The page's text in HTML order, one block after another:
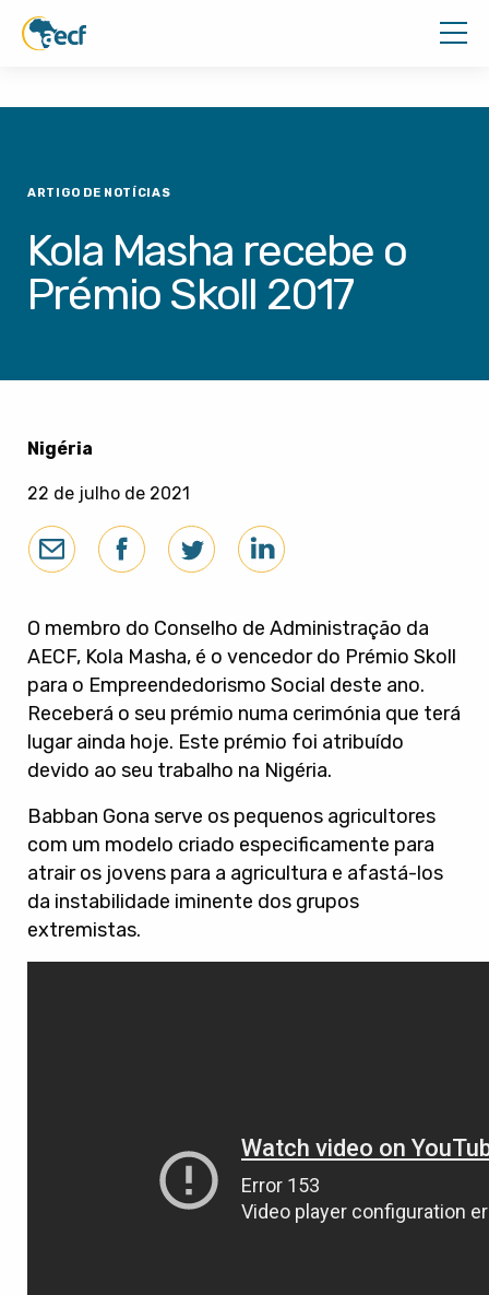
ARTIGO DE NOTÍCIAS
Kola Masha recebe o
Prémio Skoll 2017
Nigéria
22 de julho de 2021
O membro do Conselho de Administração da
AECF, Kola Masha, é o vencedor do Prémio Skoll
para o Empreendedorismo Social deste ano.
Receberá o seu prémio numa cerimónia que terá
lugar ainda hoje. Este prémio foi atribuído
devido ao seu trabalho na Nigéria.
Babban Gona serve os pequenos agricultores
com um modelo criado especificamente para
atrair os jovens para a agricultura e afastá-los
da instabilidade iminente dos grupos
extremistas.